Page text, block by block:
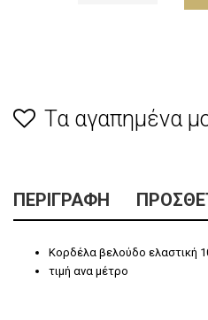
Τα αγαπημένα
ΠΕΡΙΓΡΑΦΉ
Κορδέλα βελούδο ελαστική
τιμή ανα μέτρο